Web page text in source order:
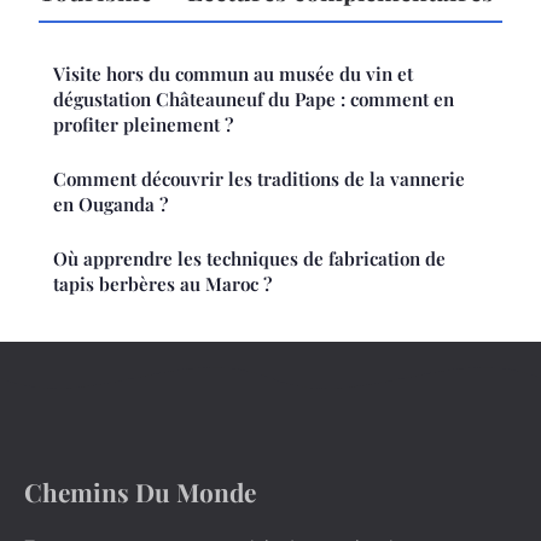
Visite hors du commun au musée du vin et
dégustation Châteauneuf du Pape : comment en
profiter pleinement ?
Comment découvrir les traditions de la vannerie
en Ouganda ?
Où apprendre les techniques de fabrication de
tapis berbères au Maroc ?
Chemins Du Monde